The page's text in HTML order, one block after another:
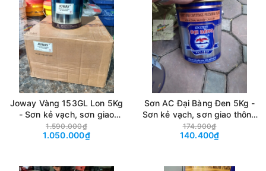
Joway Vàng 153GL Lon 5Kg
- Sơn kẻ vạch, sơn giao
thông gốc Acrylic mau khô
màu Vàng
1.590.000₫
1.050.000₫
Sơn AC Đại Bàng Đen 5Kg -
Sơn kẻ vạch, sơn giao thông
gốc Acrylic mau khô màu Đen
174.900₫
140.400₫